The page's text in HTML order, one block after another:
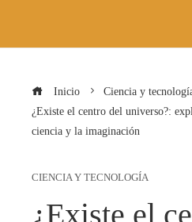
Inicio
Ciencia y
¿Existe el centro del universo?:
ciencia y la imaginación
CIENCIA Y TECNOLOGÍA
¿Existe el